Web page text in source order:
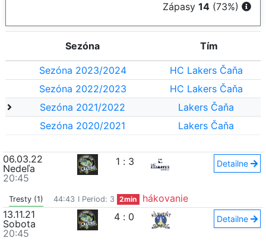
Zápasy 14 (73%)
Sezóna Tím
Sezóna 2023/2024
HC Lakers Čaňa
Sezóna 2022/2023
HC Lakers Čaňa
Sezóna 2021/2022
Lakers Čaňa
Sezóna 2020/2021
Lakers Čaňa
06.03.22
Nedeľa
20:45
1 : 3 Detailne
Tresty (1) 44:43 I Period: 3 2min
hákovanie
13.11.21
Sobota
20:45
4 : 0 Detailne